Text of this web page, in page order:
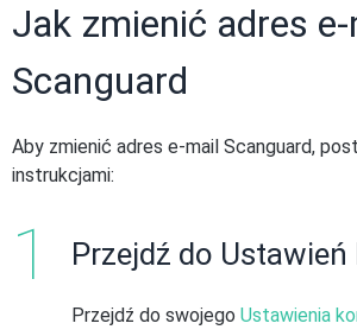
Jak zmienić adres
Scanguard
Aby zmienić adres e-mail Scanguard,
instrukcjami:
Przejdź do
Przejdź do swojego Ustawienia